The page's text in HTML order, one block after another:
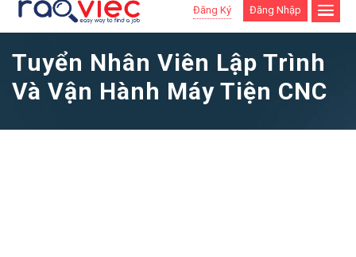
Đăng Ký Đăng Nhập
Tuyển Nhân Viên Lập Trình
Và Vận Hành Máy Tiện CNC